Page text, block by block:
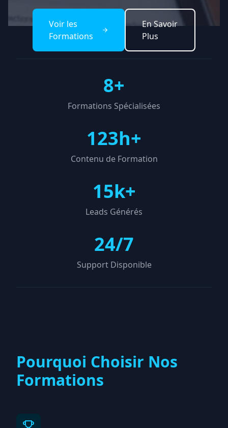
Voir les
Formations
En Savoir
Plus
8+
Formations Spécialisées
123h+
Contenu de Formation
15k+
Leads Générés
24/7
Support Disponible
Pourquoi Choisir Nos
Formations